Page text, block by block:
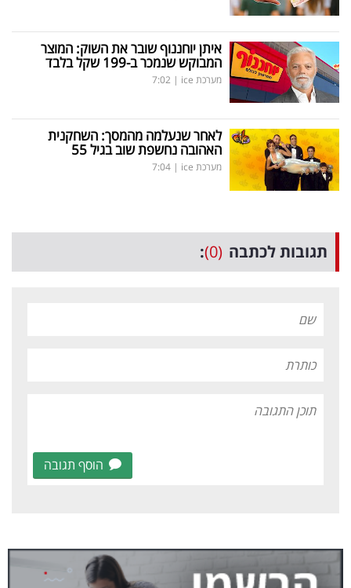
איתן יוחננוף שובר את השוק: המוצר
המבוקש שנמכר ב-199 שקל בלבד
מערכת ice |
7:02
לאחר שנעלמה מהמסך: השחקנית
האהובה נחשפת שוב בגיל 55
מערכת ice |
7:04
תגובות לכתבה (0)
:
הוסף תגובה